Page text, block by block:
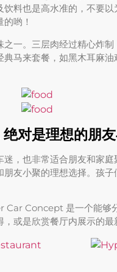
料也是高水准的，不要
哟！
一。三层肉经过精心炸
马来套餐，如黑木耳麻
是理想的朋友
迷，也非常适合朋友和家
友小聚的理想选择。孩
Car Concept 是一个能够
或是欣赏餐厅内展示的最